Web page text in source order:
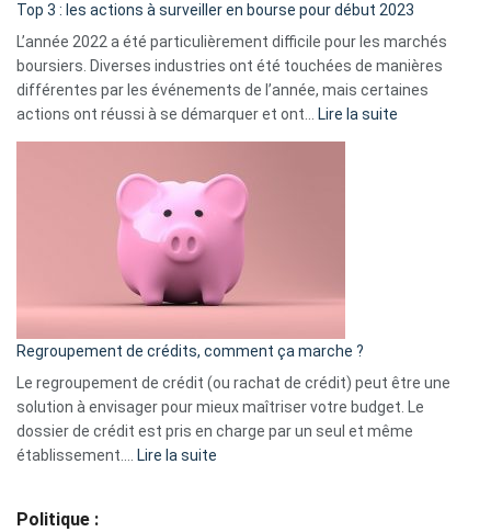
Top 3 : les actions à surveiller en bourse pour début 2023
L’année 2022 a été particulièrement difficile pour les marchés
boursiers. Diverses industries ont été touchées de manières
différentes par les événements de l’année, mais certaines
actions ont réussi à se démarquer et ont… Lire la suite
début
2023
Regroupement de crédits, comment ça marche ?
Le regroupement de crédit (ou rachat de crédit) peut être une
solution à envisager pour mieux maîtriser votre budget. Le
dossier de crédit est pris en charge par un seul et même
établissement.… Lire la suite
Politique :